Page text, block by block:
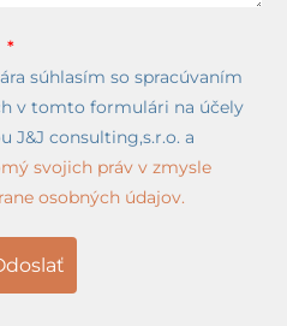
súhlasím so spracúvaním
v tomto formulári na účely
J&J consulting,s.r.o. a
svojich práv v zmysle
osobných údajov.